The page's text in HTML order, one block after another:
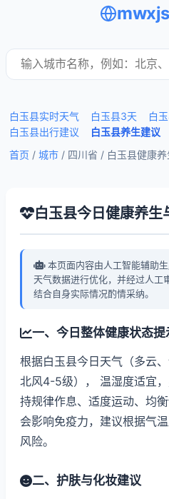
白玉县实时天气 白玉县3天 白
白玉县出行建议
白玉县养生建议
首页 / 城市 / 四川省 / 白玉县健康
白玉县今日健康养生
本页面内容由人工智能辅助
天气数据进行优化，并经过人工
结合自身实际情况酌情采纳。
一、今日整体健康状态提
根据白玉县今日天气（多云
北风4-5级）， 温湿度适宜
持规律作息、适度运动、均
会影响免疫力，建议根据气
风险。
二、护肤与化妆建议